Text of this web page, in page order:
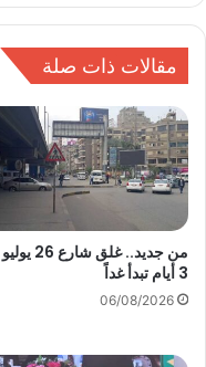
د
م
ة
ت
ح
ي
ا
ل
ا
ش
م
ش
ر
و
ق
ا
ن
و
مقالات ذات صلة
من جديد.. غلق
3 أيام تبدأ غداً
06/08/2026